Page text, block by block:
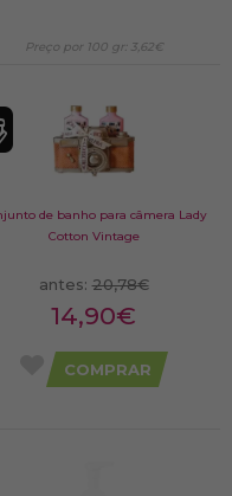
Preço por 100 gr: 3,62€
de banho para câmera Lady
Cotton Vintage
antes:20,78€
14,90€
COMPRAR